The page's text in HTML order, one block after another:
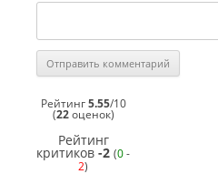
Рейтинг5.55/10
(22оценок)
Рейтинг
критиков-2 (0-
2)